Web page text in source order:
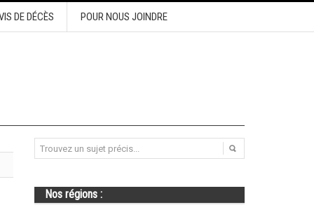
DE DÉCÈS POUR NOUS JOINDRE
Nos régions :